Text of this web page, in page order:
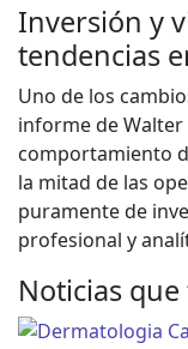
Inversión y
tendencias
Uno de los
informe de
comportamiento
la mitad de las
puramente de
profesional y
Noticias